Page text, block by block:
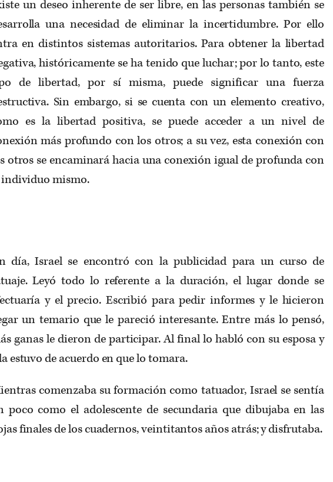
un deseo inherente de ser libre, en las personas también se
una necesidad de eliminar la incertidumbre. Por ello
en distintos sistemas autoritarios. Para obtener la libertad
históricamente se ha tenido que luchar; por lo tanto, este
de libertad, por sí misma, puede significar una fuerza
Sin embargo, si se cuenta con un elemento creativo,
es la libertad positiva, se puede acceder a un nivel de
más profundo con los otros; a su vez, esta conexión con
otros se encaminará hacia una conexión igual de profunda con
individuo mismo.
día, Israel se encontró con la publicidad para un curso de
Leyó todo lo referente a la duración, el lugar donde se
y el precio. Escribió para pedir informes y le hicieron
un temario que le pareció interesante. Entre más lo pensó,
ganas le dieron de participar. Al final lo habló con su esposa y
estuvo de acuerdo en que lo tomara.
comenzaba su formación como tatuador, Israel se sentía
poco como el adolescente de secundaria que dibujaba en las
finales de los cuadernos, veintitantos años atrás; y disfrutaba.